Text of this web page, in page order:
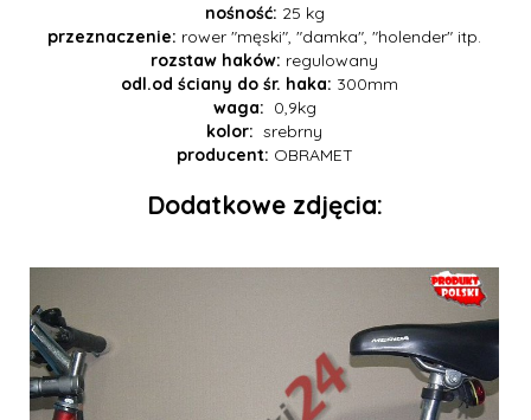
nośność: 25 kg
przeznaczenie: rower "męski", "damka", "holender" itp.
rozstaw haków: regulowany
odl.od ściany do śr. haka: 300mm
waga: 0,9kg
kolor: srebrny
producent: OBRAMET
Dodatkowe zdjęcia: